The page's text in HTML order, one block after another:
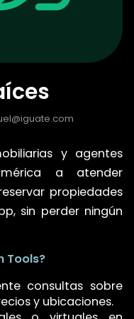
y agentes
a atender
propiedades
sin perder ningún
Tools?
consultas sobre
y ubicaciones.